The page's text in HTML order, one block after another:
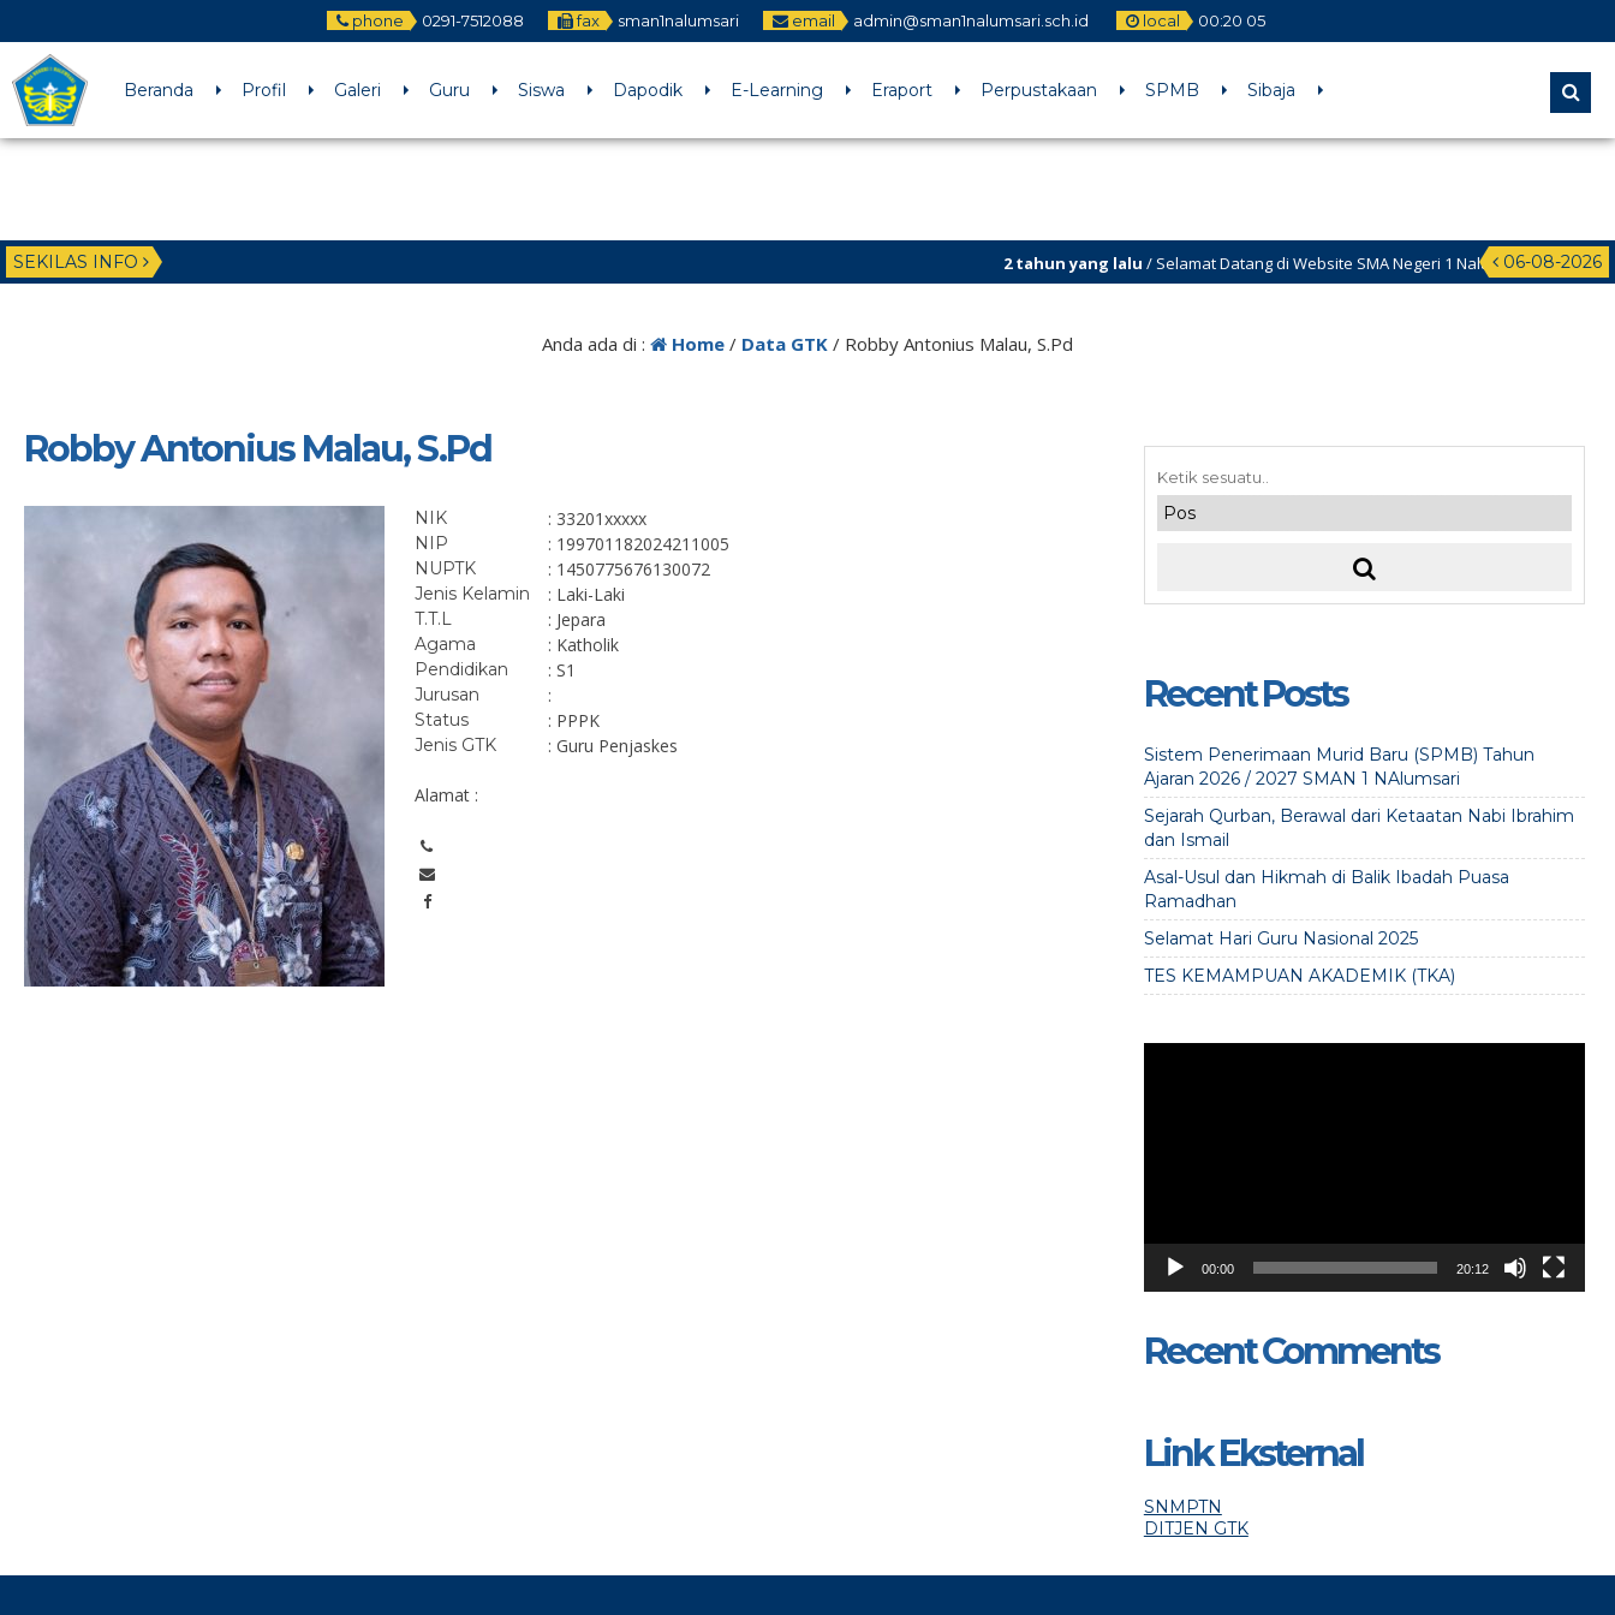
phone 0291-7512088 fax sman1nalumsari email admin@sman1nalumsari.sch.id local 00:20 05
Beranda Profil Galeri Guru Siswa Dapodik E-Learning Eraport Perpustakaan SPMB Sibaja
SEKILAS INFO 06-08-2026
2 tahun yang lalu/ Selamat Datang di Website SMA Negeri 1 Nalumsari
Anda ada di : Home / Data GTK / Robby Antonius Malau, S.Pd
Robby Antonius Malau, S.Pd
NIK : 33201xxxxx
NIP : 199701182024211005
NUPTK : 1450775676130072
Jenis Kelamin : Laki-Laki
T.T.L : Jepara
Agama : Katholik
Pendidikan : S1
Jurusan :
Status : PPPK
Jenis GTK : Guru Penjaskes
Alamat :
Recent Posts
Sistem Penerimaan Murid Baru (SPMB) Tahun
Ajaran 2026 / 2027 SMAN 1 NAlumsari
Sejarah Qurban, Berawal dari Ketaatan Nabi Ibrahim
dan Ismail
Asal-Usul dan Hikmah di Balik Ibadah Puasa
Ramadhan
Selamat Hari Guru Nasional 2025
TES KEMAMPUAN AKADEMIK (TKA)
00:00 20:12
Recent Comments
Link Eksternal
SNMPTN
DITJEN GTK